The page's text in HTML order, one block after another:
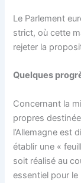
Le Parlement
strict, où cette
rejeter la
Quelques
Concernant la
propres
l’Allemagne est
établir une «
soit réalisé au
essentiel pour le